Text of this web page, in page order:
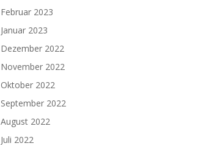
Februar 2023
Januar 2023
Dezember 2022
November 2022
Oktober 2022
September 2022
August 2022
Juli 2022